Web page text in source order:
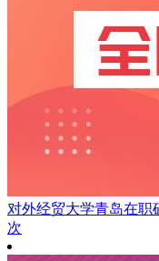
对外经贸大学青岛在职
次